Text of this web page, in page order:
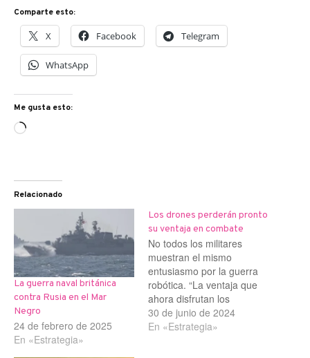
Comparte esto:
X Facebook Telegram
WhatsApp
Me gusta esto:
Cargando...
Relacionado
La guerra naval británica
contra Rusia en el Mar
Negro
24 de febrero de 2025
En «Estrategia»
Los drones perderán pronto
su ventaja en combate
No todos los militares
muestran el mismo
entusiasmo por la guerra
robótica. “La ventaja que
ahora disfrutan los
pequeños drones aéreos
en los campos de batalla,
30 de junio de 2024
En «Estrategia»